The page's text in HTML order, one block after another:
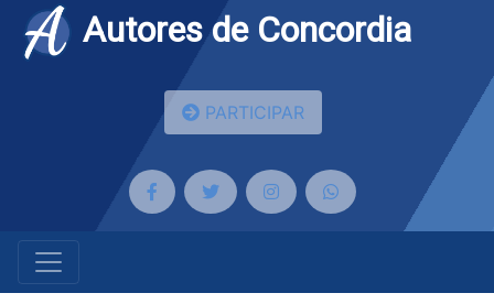
Autores de Concordia
PARTICIPAR